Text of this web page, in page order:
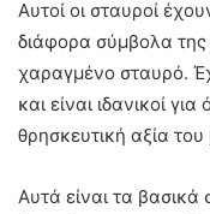
Αυτοί οι σταυροί
διάφορα σύμβολα
χαραγμένο σταυρό.
και είναι ιδανικοί
θρησκευτική αξία
Αυτά είναι τα βασικά